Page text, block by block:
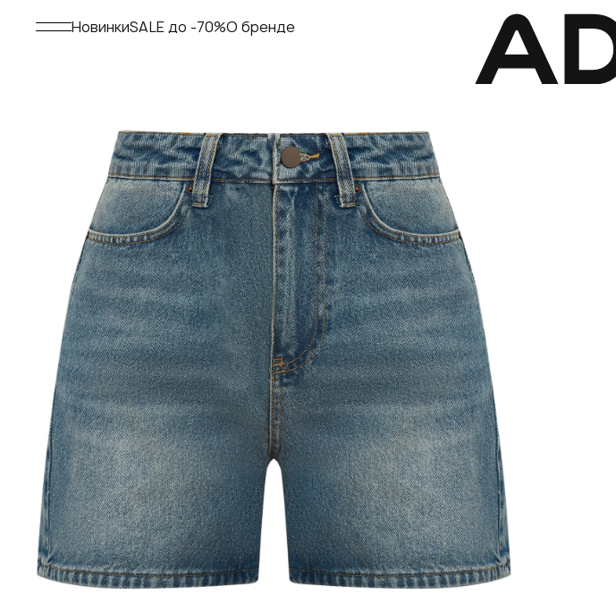
НовинкиSALE до -70%О бренде Главная